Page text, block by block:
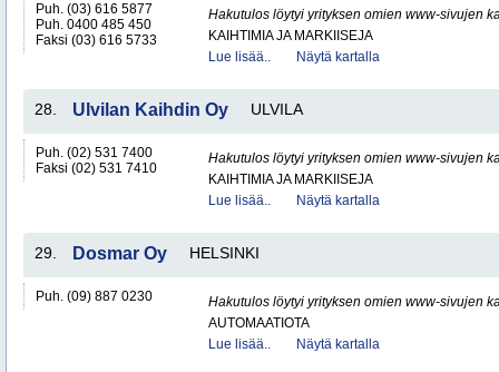
Puh. (03) 616 5877
Puh. 0400 485 450
Faksi (03) 616 5733
Hakutulos löytyi yrityksen omien www-sivujen
KAIHTIMIA JA MARKIISEJA
Lue lisää..
Näytä kartalla
28. Ulvilan Kaihdin Oy ULVILA
Puh. (02) 531 7400
Faksi (02) 531 7410
Hakutulos löytyi yrityksen omien www-sivujen
KAIHTIMIA JA MARKIISEJA
Lue lisää..
Näytä kartalla
29. Dosmar Oy HELSINKI
Puh. (09) 887 0230
Hakutulos löytyi yrityksen omien www-sivujen
AUTOMAATIOTA
Lue lisää..
Näytä kartalla